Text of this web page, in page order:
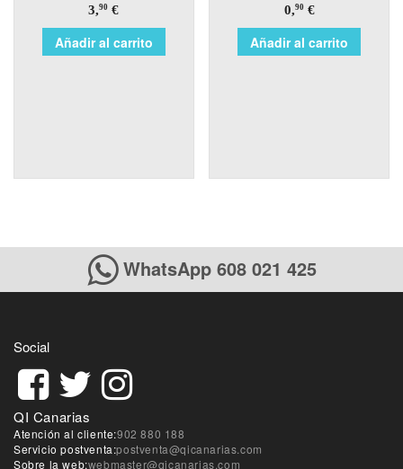
3,90 €
Añadir al carrito
0,90€
Añadir al carrito
WhatsApp 608 021 425
Social
QI Canarias
Atención al cliente:902 880 188
Servicio postventa:postventa@qicanarias.com
Sobre la web:webmaster@qicanarias.com